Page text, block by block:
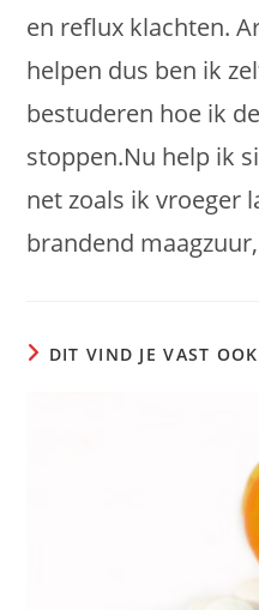
en reflux klachten.
helpen dus ben ik
bestuderen hoe ik
stoppen.Nu help ik
net zoals ik vroeger
brandend
DIT VIND JE VAST